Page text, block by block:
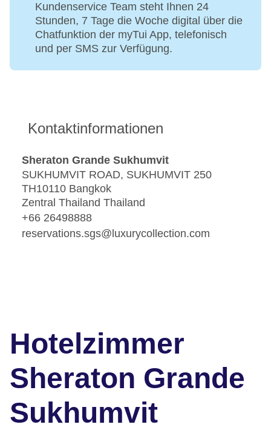
Kundenservice Team steht Ihnen 24
Stunden, 7 Tage die Woche digital über die
Chatfunktion der myTui App, telefonisch
und per SMS zur Verfügung.
Kontaktinformationen
Sheraton Grande Sukhumvit
SUKHUMVIT ROAD, SUKHUMVIT 250
TH10110 Bangkok
Zentral Thailand Thailand
+66 26498888
reservations.sgs@luxurycollection.com
Hotelzimmer
Sheraton Grande
Sukhumvit